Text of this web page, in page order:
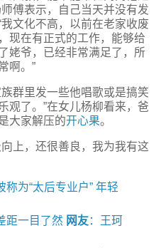
傅表示，自己当天并没有发
文化不高，以前在老家收废
现在有正式的工作，能够给
姥爷，已经非常满足了，所
啊。”
群里发一些他唱歌或是搞笑
观了。”在女儿杨柳看来，爸
大家解压的开心果。
上，还很善良，我为我有这
为“太后专业户” 年轻
距一目了然 网友：王珂